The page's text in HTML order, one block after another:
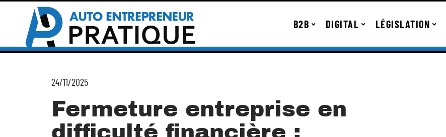
B2B DIGITAL LÉGISLATION
24/11/2025
Fermeture entreprise en
difficulté financière :